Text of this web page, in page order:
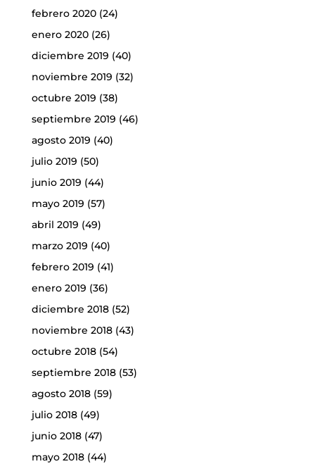
febrero 2020(24)
enero 2020(26)
diciembre 2019 (40)
noviembre 2019 (32)
octubre 2019 (38)
septiembre 2019 (46)
agosto 2019 (40)
julio 2019 (50)
junio 2019 (44)
mayo 2019 (57)
abril 2019 (49)
marzo 2019 (40)
febrero 2019 (41)
enero 2019 (36)
diciembre 2018(52)
noviembre 2018(43)
octubre 2018(54)
septiembre 2018(53)
agosto 2018(59)
julio 2018(49)
junio 2018(47)
mayo 2018(44)